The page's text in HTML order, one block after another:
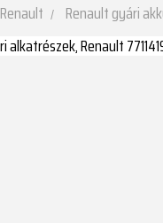
Renault Renault gyári